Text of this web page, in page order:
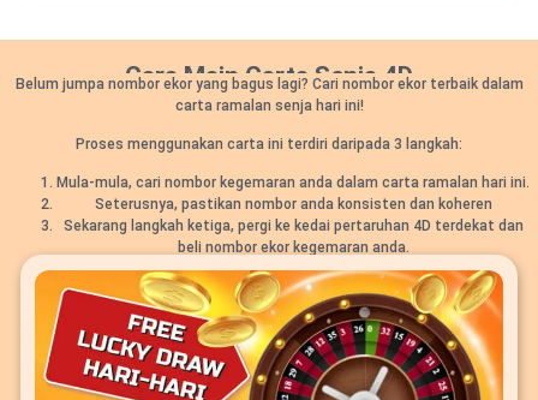
Cara Main Carta Senja 4D
Belum jumpa nombor ekor yang bagus lagi? Cari nombor ekor terbaik dalam
carta ramalan senja hari ini!
Proses menggunakan carta ini terdiri daripada 3 langkah:
Mula-mula, cari nombor kegemaran anda dalam carta ramalan hari ini.
Seterusnya, pastikan nombor anda konsisten dan koheren
Sekarang langkah ketiga, pergi ke kedai pertaruhan 4D terdekat dan
beli nombor ekor kegemaran anda.